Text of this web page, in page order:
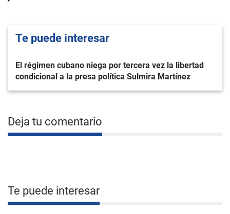
Te puede interesar
El régimen cubano niega por tercera vez la libertad
condicional a la presa política Sulmira Martínez
Deja tu comentario
Te puede interesar